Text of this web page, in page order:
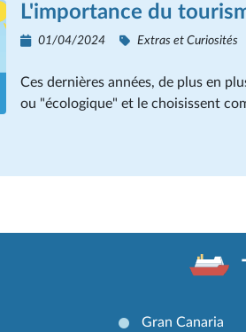
L'importance du
01/04/2024 Extras et Curiosités
Ces dernières années, de plus en
ou "écologique" et le choisissent
Gran Canaria